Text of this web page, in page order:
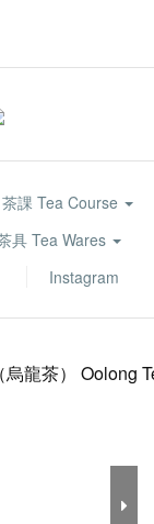
課 Tea Course
具 Tea Wares
Instagram
烏龍茶） Oolong